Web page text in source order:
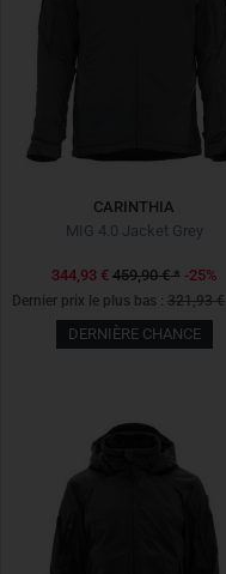
CARINTHIA
MIG 4.0 Jacket Grey
344,93 € 459,90 €* -25%
Dernier prix le plus bas : 321,93 €
DERNIÈRE CHANCE